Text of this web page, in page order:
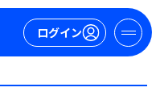
ログイン